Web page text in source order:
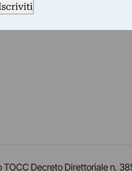
LinkedIn
su Twitch
su Rss
Decreto Direttoriale n.